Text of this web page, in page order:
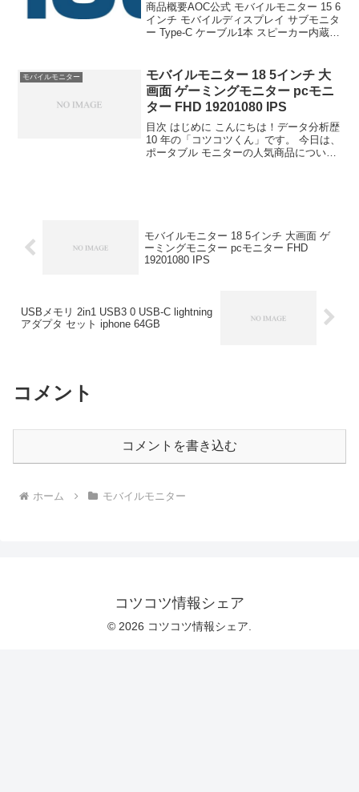
商品概要AOC公式 モバイルモニター 15 6
インチ モバイルディスプレイ サブモニタ
ー Type-C ケーブル1本 スピーカー内蔵
モバイルモニター
モバイルモニター 18 5インチ 大
画面 ゲーミングモニター pcモニ
ター FHD 19201080 IPS
目次 はじめに こんにちは！データ分析歴
10 年の「コツコツくん」です。 今日は、
ポータブル モニターの人気商品について
モバイルモニター 18 5インチ 大画面 ゲ
ーミングモニター pcモニター FHD
19201080 IPS
USBメモリ 2in1 USB3 0 USB-C lightning
アダプタ セット iphone 64GB
コメント
コメントを書き込む
ホーム モバイルモニター
コツコツ情報シェア
© 2026 コツコツ情報シェア.